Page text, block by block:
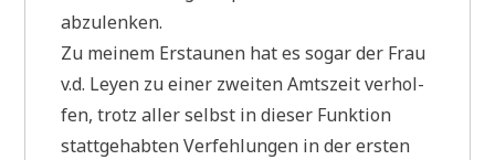
abzulenken.
Zu mei­nem Erstau­nen hat es sogar der Frau
v.d. Ley­en zu einer zwei­ten Amts­zeit ver­hol­
fen, trotz aller selbst in die­ser Funk­ti­on
statt­ge­hab­ten Ver­feh­lun­gen in der ersten